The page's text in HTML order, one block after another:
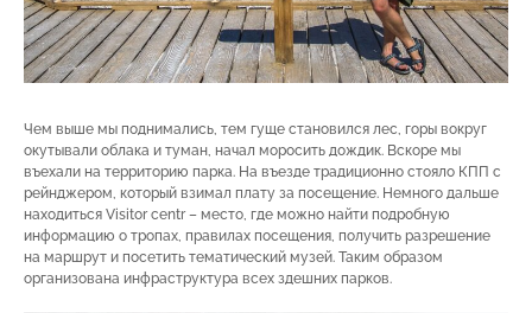
Чем выше мы поднимались, тем гуще становился лес, горы вокруг
окутывали облака и туман, начал моросить дождик. Вскоре мы
въехали на территорию парка. На въезде традиционно стояло КПП с
рейнджером, который взимал плату за посещение. Немного дальше
находиться Visitor centr – место, где можно найти подробную
информацию о тропах, правилах посещения, получить разрешение
на маршрут и посетить тематический музей. Таким образом
организована инфраструктура всех здешних парков.